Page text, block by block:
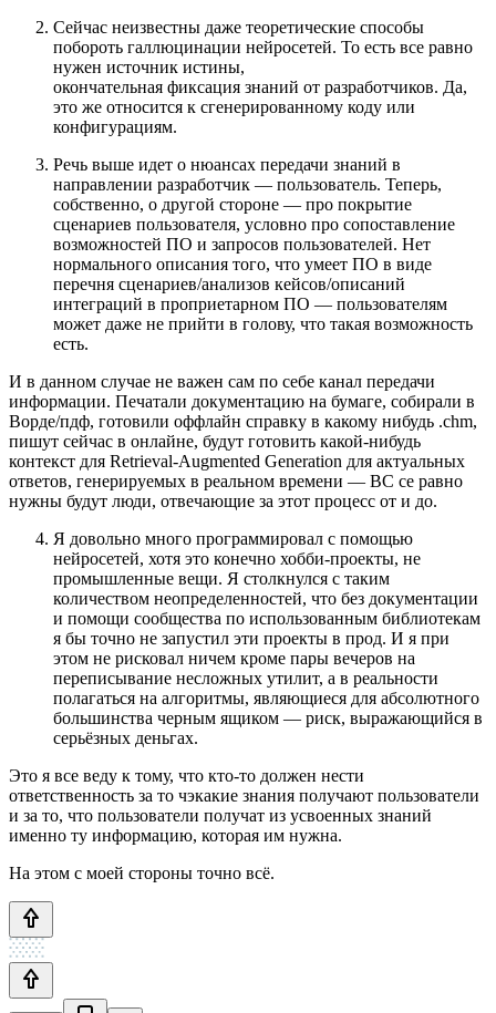
Сейчас неизвестны даже теоретические способы
побороть галлюцинации нейросетей. То есть все равно
нужен источник истины,
окончательная фиксация знаний от разработчиков. Да,
это же относится к сгенерированному коду или
конфигурациям.
Речь выше идет о нюансах передачи знаний в
направлении разработчик — пользователь. Теперь,
собственно, о другой стороне — про покрытие
сценариев пользователя, условно про сопоставление
возможностей ПО и запросов пользователей. Нет
нормального описания того, что умеет ПО в виде
перечня сценариев/анализов кейсов/описаний
интеграций в проприетарном ПО — пользователям
может даже не прийти в голову, что такая возможность
есть.
И в данном случае не важен сам по себе канал передачи
информации. Печатали документацию на бумаге, собирали в
Ворде/пдф, готовили оффлайн справку в какому нибудь .chm,
пишут сейчас в онлайне, будут готовить какой-нибудь
контекст для Retrieval-Augmented Generation для актуальных
ответов, генерируемых в реальном времени — ВС се равно
нужны будут люди, отвечающие за этот процесс от и до.
Я довольно много программировал с помощью
нейросетей, хотя это конечно хобби-проекты, не
промышленные вещи. Я столкнулся с таким
количеством неопределенностей, что без документации
и помощи сообщества по использованным библиотекам
я бы точно не запустил эти проекты в прод. И я при
этом не рисковал ничем кроме пары вечеров на
переписывание несложных утилит, а в реальности
полагаться на алгоритмы, являющиеся для абсолютного
большинства черным ящиком — риск, выражающийся в
серьёзных деньгах.
Это я все веду к тому, что кто-то должен нести
ответственность за то чэкакие знания получают пользователи
и за то, что пользователи получат из усвоенных знаний
именно ту информацию, которая им нужна.
На этом с моей стороны точно всё.